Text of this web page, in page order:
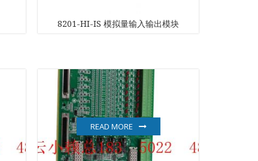
8201-HI-IS 模拟量输入输出模块
READ MORE